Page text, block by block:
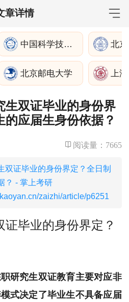
章详情
政策 学制学费
报名流程
招生简章
政策 学制学费
报名流程
政策 学制学费
中国科学技术大学苏州
北京邮电大学
生双证毕业的身份界
的应届生身份依据？
阅读量： 7665
双证毕业的身份界定？全日制
？ - 掌上考研
zaizhi/article/p6251
毕业的身份界定？
研究生双证教育主要对应非
式决定了毕业生不具备应届